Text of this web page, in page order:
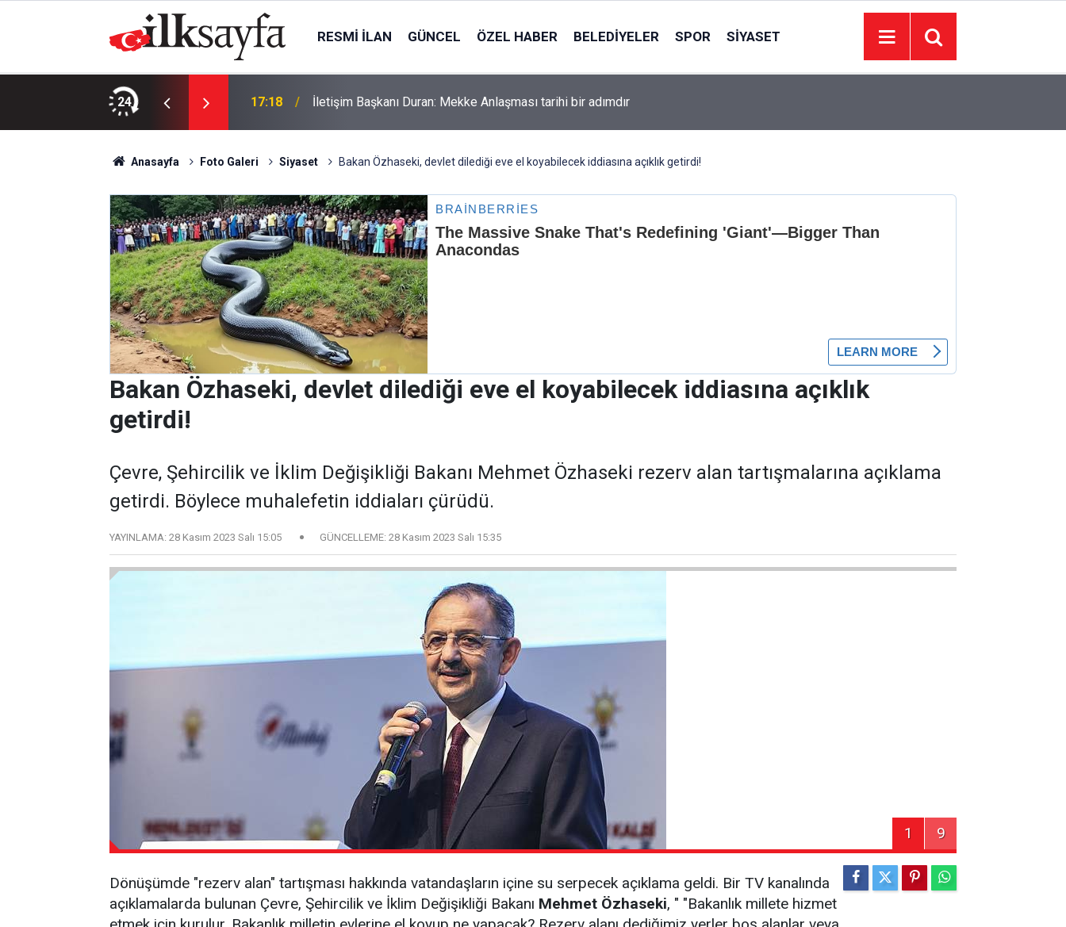
RESMI İLAN GÜNCEL ÖZEL HABER BELEDIYELER SPOR SIYASET
24
öldürülen koç, son yolculuğuna uğurlandı 17:18 İletişim Başkanı Duran: Mekke Anlaşması tarihi bir adımdır
Anasayfa Foto Galeri Siyaset Bakan Özhaseki, devlet dilediği eve el koyabilecek iddiasına açıklık getirdi!
Bakan Özhaseki, devlet dilediği eve el koyabilecek iddiasına açıklık
getirdi!
Çevre, Şehircilik ve İklim Değişikliği Bakanı Mehmet Özhaseki rezerv alan tartışmalarına açıklama
getirdi. Böylece muhalefetin iddiaları çürüdü.
YAYINLAMA: 28 Kasım 2023 Salı 15:05 GÜNCELLEME: 28 Kasım 2023 Salı 15:35
1 9
Dönüşümde "rezerv alan" tartışması hakkında vatandaşların içine su serpecek açıklama geldi. Bir TV kanalında
açıklamalarda bulunan Çevre, Şehircilik ve İklim Değişikliği Bakanı Mehmet Özhaseki, " "Bakanlık millete hizmet